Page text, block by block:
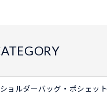
ショルダーバッグ・ポシェット